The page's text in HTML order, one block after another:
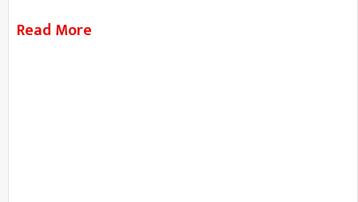
Read More